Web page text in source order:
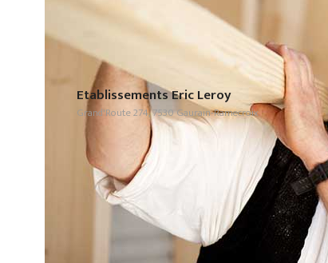
Etablissements Eric Leroy
Grand'Route 274, 7530 Gaurain-Ramecroix